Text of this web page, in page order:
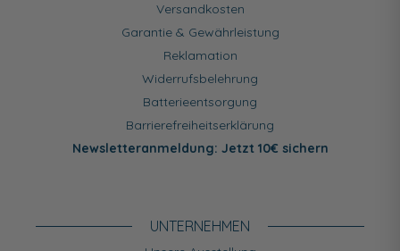
Versandkosten
Garantie & Gewährleistung
Reklamation
Widerrufsbelehrung
Batterieentsorgung
Barrierefreiheitserklärung
Newsletteranmeldung: Jetzt 10€ sichern
UNTERNEHMEN